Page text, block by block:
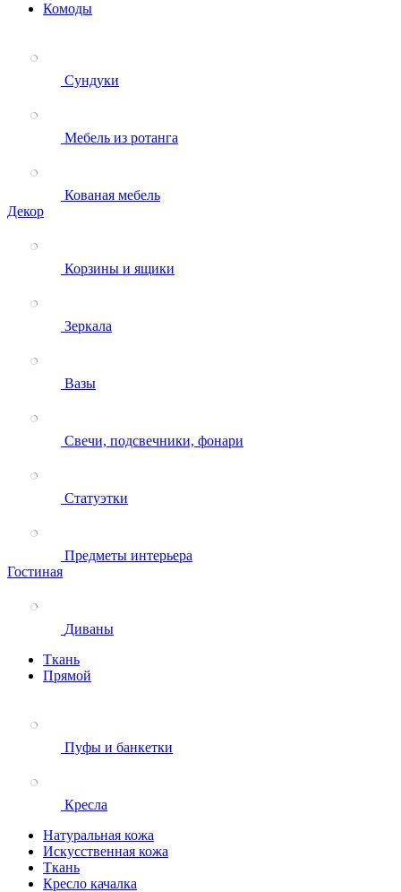
Комоды
Сундуки
Мебель из ротанга
Кованая мебель
Декор
Корзины и ящики
Зеркала
Вазы
Свечи, подсвечники, фонари
Статуэтки
Предметы интерьера
Гостиная
Диваны
Ткань
Прямой
Пуфы и банкетки
Кресла
Натуральная кожа
Искусственная кожа
Ткань
Кресло качалка